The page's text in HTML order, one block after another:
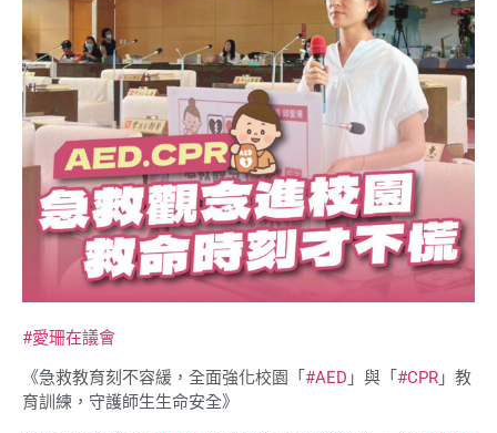
#愛珊在議會
《急救教育刻不容緩，全面強化校園「 #AED 」與「 #CPR 」教
育訓練，守護師生生命安全》